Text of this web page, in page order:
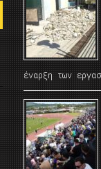
έναρξη των